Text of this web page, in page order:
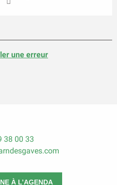
une erreur
38 00 33
À L’AGENDA